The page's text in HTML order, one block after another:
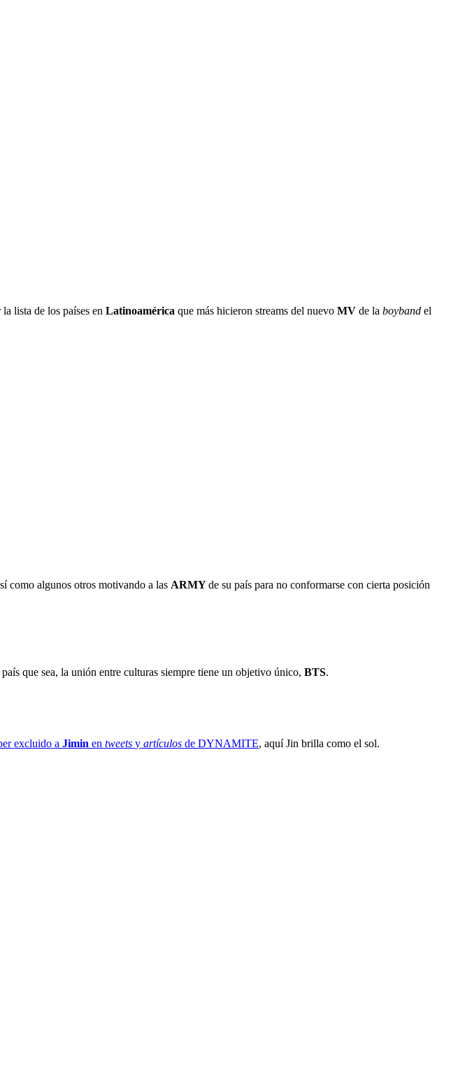
lista de los países en Latinoamérica que más hicieron streams del nuevo MV de la boyband el
como algunos otros motivando a las ARMYde su país para no conformarse con cierta posición
que sea, la unión entre culturas siempre tiene un objetivo único, BTS.
excluido a Jimin en tweets y artículos de DYNAMITE, aquí Jin brilla como el sol.